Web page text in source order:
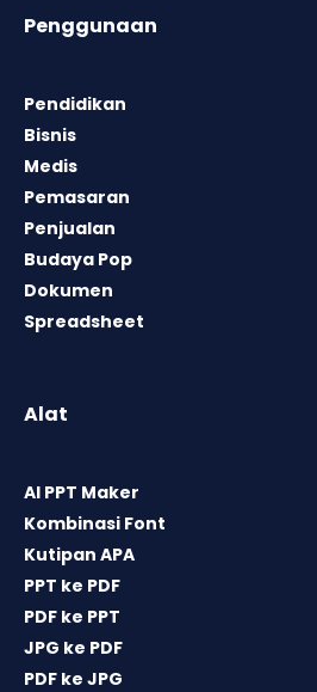
Penggunaan
Pendidikan
Bisnis
Medis
Pemasaran
Penjualan
Budaya Pop
Dokumen
Spreadsheet
Alat
AI PPT Maker
Kombinasi Font
Kutipan APA
PPT ke PDF
PDF ke PPT
JPG ke PDF
PDF ke JPG